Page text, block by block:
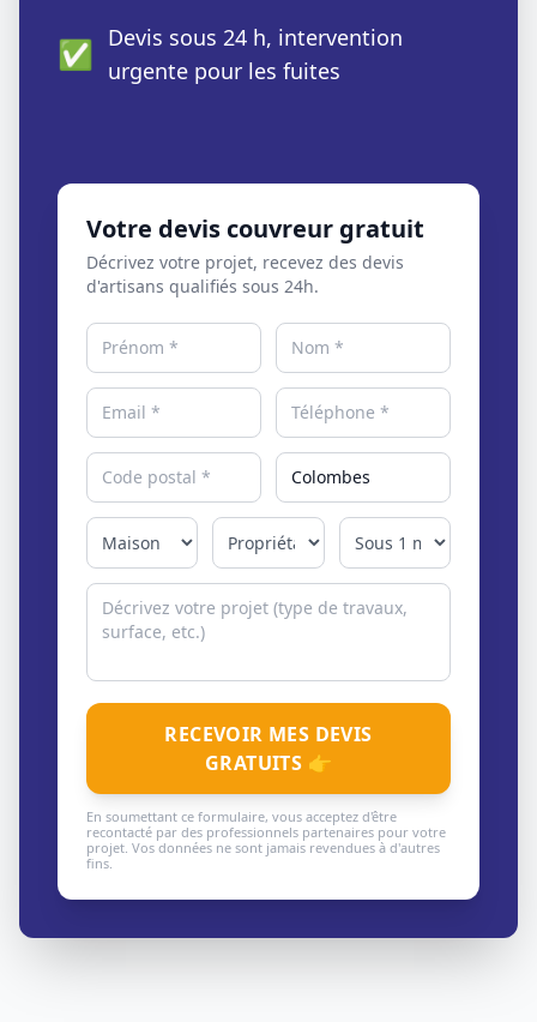
✅ Devis sous 24 h, intervention
urgente pour les fuites
Votre devis couvreur gratuit
Décrivez votre projet, recevez des devis
d'artisans qualifiés sous 24h.
RECEVOIR MES DEVIS
GRATUITS 👉
En soumettant ce formulaire, vous acceptez d'être
recontacté par des professionnels partenaires pour votre
projet. Vos données ne sont jamais revendues à d'autres
fins.